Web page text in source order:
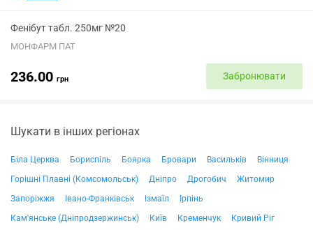
Фенібут табл. 250мг №20
МОНФАРМ ПАТ
236.00 грн Забронювати
Шукати в інших регіонах
Біла Церква Бориспіль Боярка Бровари Васильків
Вінниця
Горішні Плавні (Комсомольськ)
Дніпро Дрогобич
Житомир
Запоріжжя
Івано-Франківськ Ізмаїл
Ірпінь
Кам'янське (Дніпродзержинськ)
Київ Кременчук
Кривий Ріг